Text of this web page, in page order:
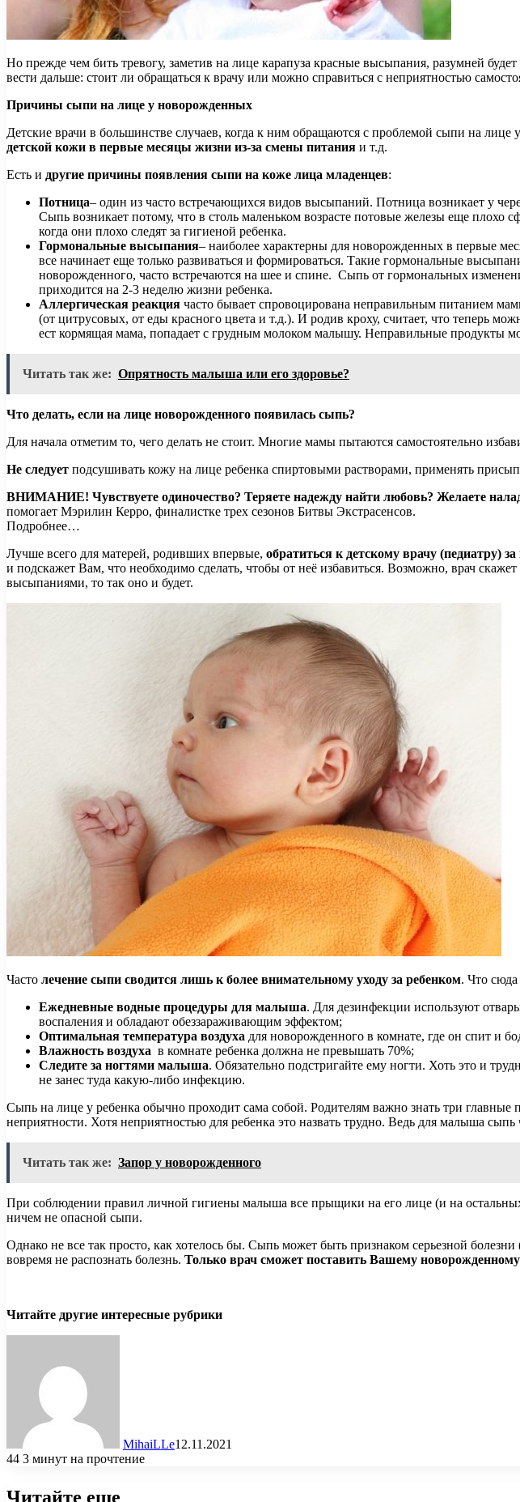
Но прежде чем бить тревогу, заметив на лице карапуза красные высыпания, разумней
вести дальше: стоит ли обращаться к врачу или можно справиться с неприятностью
Причины сыпи на лице у новорожденных
Детские врачи в большинстве случаев, когда к ним обращаются с проблемой сыпи на
детской кожи в первые месяцы жизни из-за смены питания и т.д.
Есть и другие причины появления сыпи на коже лица младенцев:
Потница– один из часто встречающихся видов высыпаний. Потница возникает у
Сыпь возникает потому, что в столь маленьком возрасте потовые железы еще
когда они плохо следят за гигиеной ребенка.
Гормональные высыпания– наиболее характерны для новорожденных в первые
все начинает еще только развиваться и формироваться. Такие гормональные
новорожденного, часто встречаются на шее и спине. Сыпь от гормональных
приходится на 2-3 неделю жизни ребенка.
Аллергическая реакция часто бывает спровоцирована неправильным питанием
(от цитрусовых, от еды красного цвета и т.д.). И родив кроху, считает, что теперь
ест кормящая мама, попадает с грудным молоком малышу. Неправильные продукты
Читать так же: Опрятность малыша или его здоровье?
Что делать, если на лице новорожденного появилась сыпь?
Для начала отметим то, чего делать не стоит. Многие мамы пытаются самостоятельно
Не следует подсушивать кожу на лице ребенка спиртовыми растворами, применять
ВНИМАНИЕ! Чувствуете одиночество? Теряете надежду найти любовь? Желаете
помогает Мэрилин Керро, финалистке трех сезонов Битвы Экстрасенсов.
Подробнее…
Лучше всего для матерей, родивших впервые, обратиться к детскому врачу (педиатру)
и подскажет Вам, что необходимо сделать, чтобы от неё избавиться. Возможно, врач
высыпаниями, то так оно и будет.
Часто лечение сыпи сводится лишь к более внимательному уходу за ребенком. Что сюда
Ежедневные водные процедуры для малыша. Для дезинфекции используют
воспаления и обладают обеззараживающим эффектом;
Оптимальная температура воздуха для новорожденного в комнате, где он спит и
Влажность воздуха в комнате ребенка должна не превышать 70%;
Следите за ногтями малыша. Обязательно подстригайте ему ногти. Хоть это и
не занес туда какую-либо инфекцию.
Сыпь на лице у ребенка обычно проходит сама собой. Родителям важно знать три
неприятности. Хотя неприятностью для ребенка это назвать трудно. Ведь для малыша
Читать так же: Запор у новорожденного
При соблюдении правил личной гигиены малыша все прыщики на его лице (и на
ничем не опасной сыпи.
Однако не все так просто, как хотелось бы. Сыпь может быть признаком серьезной
вовремя не распознать болезнь. Только врач сможет поставить Вашему
Читайте другие интересные рубрики
MihaiLLe12.11.2021
44 3 минут на прочтение
Читайте еще